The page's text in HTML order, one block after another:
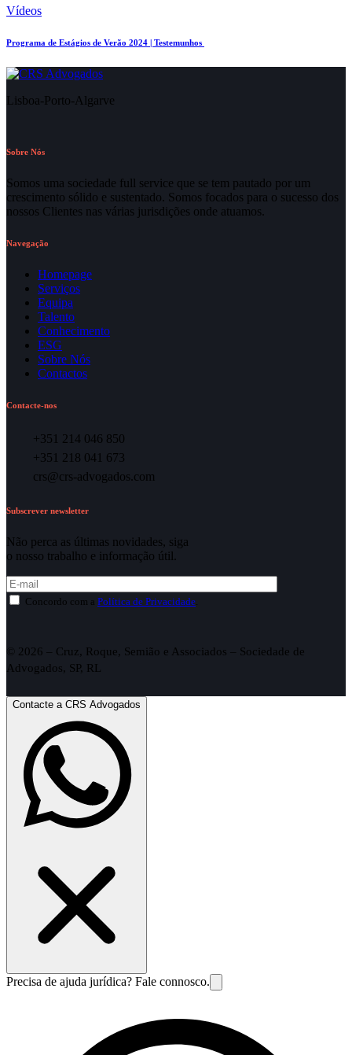
Vídeos
Programa de Estágios de Verão 2024 | Testemunhos
Lisboa-Porto-Algarve
Sobre Nós
Somos uma sociedade full service que se tem pautado por um
crescimento sólido e sustentado. Somos focados para o sucesso dos
nossos Clientes nas várias jurisdições onde atuamos.
Navegação
Homepage
Serviços
Equipa
Talento
Conhecimento
ESG
Sobre Nós
Contactos
Contacte-nos
+351 214 046 850
+351 218 041 673
crs@crs-advogados.com
Subscrever newsletter
Não perca as últimas novidades, siga
o nosso trabalho e informação útil.
Concordo com a Política de Privacidade
© 2026 – Cruz, Roque, Semião e Associados – Sociedade de
Advogados, SP, RL
Contacte a CRS Advogados
Precisa de ajuda jurídica? Fale connosco.